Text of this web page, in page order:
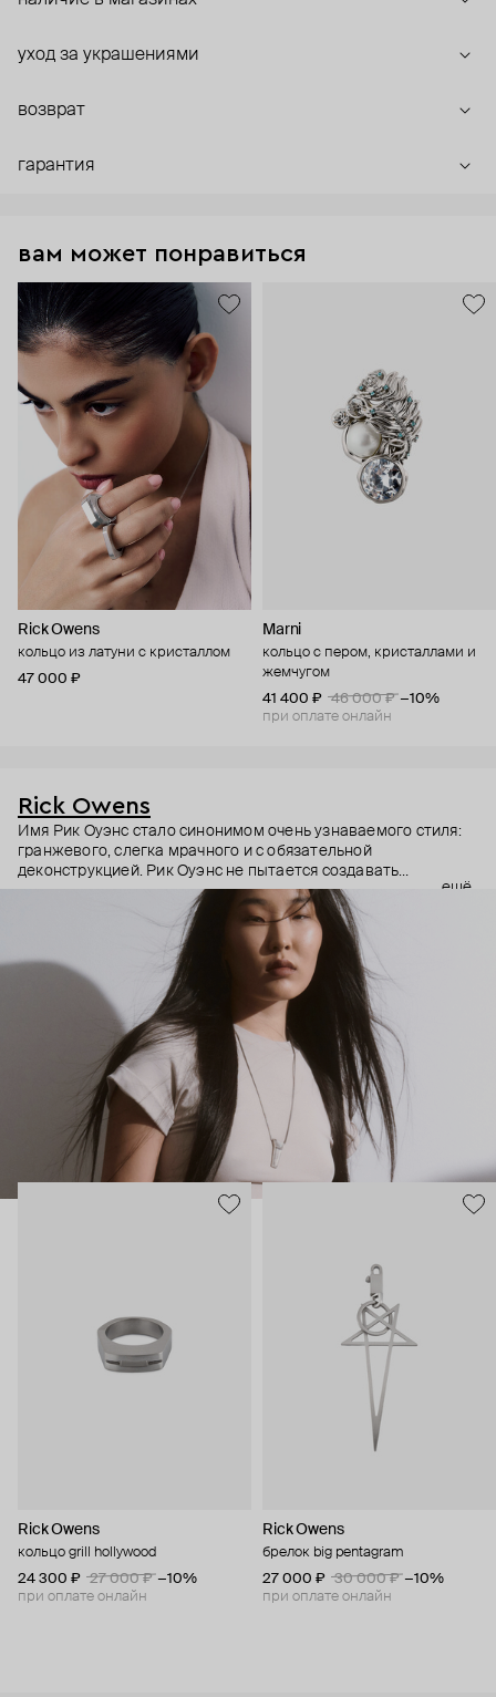
уход за украшениями
возврат
гарантия
вам может понравиться
Rick Owens
кольцо из латуни с кристаллом
47 000 ₽
Marni
кольцо с пером, кристаллами и
жемчугом
41 400 ₽
46 000 ₽ −10%
при оплате онлайн
Rick Owens
Имя Рик Оуэнс стало синонимом очень узнаваемого стиля:
гранжевого, слегка мрачного и с обязательной
деконструкцией. Рик Оуэнс не пытается создавать
трендовое, но будто бы гнет свою линию. Вещи из дорогих
материалов специально делает сразу потрепанными. Не
обновляет коллекции, а перевыпускает по множеству раз
культовые модели бренда. Из показов делает настоящие
перформансы. И да, за такое отношение бренд полюбили во
всем мире. Rick Owens – для тех, кто ценит концептуальное и
непривычное, а не только конвенционально красивое. В
украшениях бренда этот бунтарский подход повторяется.
Кольца – непривычно большие, с острыми деталями, каффы –
массивные и черненые, браслеты – угловатые и увесистые
даже на вид. Тем, кто готов выдержать всю тяжесть высокой
ещё
Rick Owens
кольцо grill hollywood
24 300 ₽
27 000 ₽ −10%
при оплате онлайн
Rick Owens
брелок big pentagram
27 000 ₽
30 000 ₽ −10%
при оплате онлайн